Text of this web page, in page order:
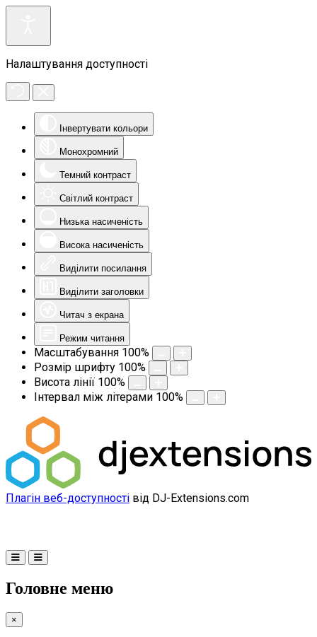
Налаштування доступності
Інвертувати кольори
Монохромний
Темний контраст
Світлий контраст
Низька насиченість
Висока насиченість
Виділити посилання
Виділити заголовки
Читач з екрана
Режим читання
Масштабування 100%
Розмір шрифту 100%
Висота лінії 100%
Інтервал між літерами 100%
Плагін веб-доступності від DJ-Extensions.com
Головне меню
×